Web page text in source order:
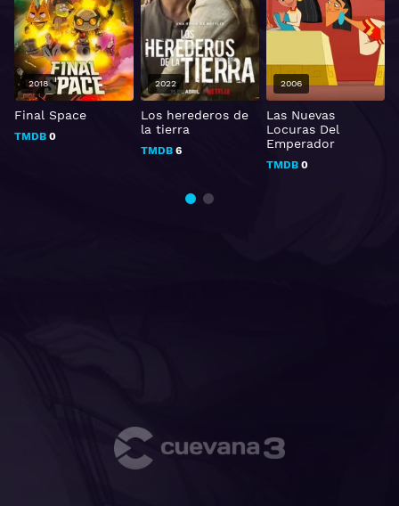
Final Space
TMDB 0
2018
Los herederos de
la tierra
TMDB6
2022
Las Nuevas
Locuras Del
Emperador
TMDB0
2006